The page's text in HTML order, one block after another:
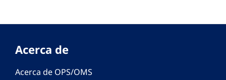
Acerca de
Acerca de OPS/OMS